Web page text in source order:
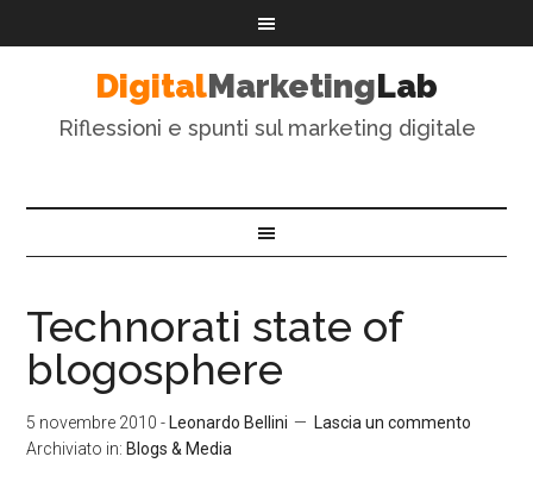
DigitalMarketingLab
Riflessioni e spunti sul marketing digitale
Technorati state of
blogosphere
5 novembre 2010 - Leonardo Bellini
Lascia un commento
Archiviato in: Blogs & Media